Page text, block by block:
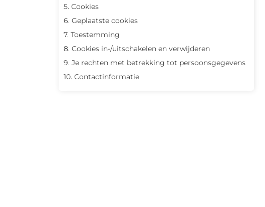
5. Cookies
6. Geplaatste cookies
7. Toestemming
8. Cookies in-/uitschakelen en verwijderen
9. Je rechten met betrekking tot persoonsgegevens
10. Contactinformatie